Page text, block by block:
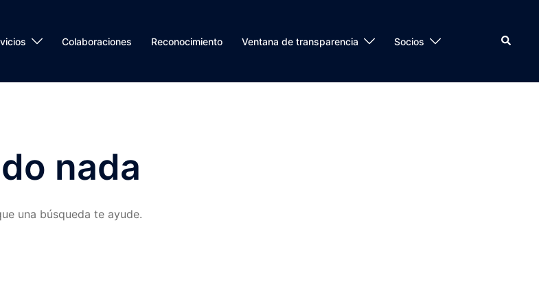
Colaboraciones Reconocimiento Ventana de transparencia Socios Buscar
nada
una búsqueda te ayude.